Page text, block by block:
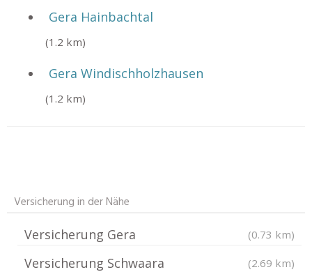
Gera Hainbachtal
(1.2 km)
Gera Windischholzhausen
(1.2 km)
Versicherung in der Nähe
Versicherung Gera (0.73 km)
Versicherung Schwaara (2.69 km)